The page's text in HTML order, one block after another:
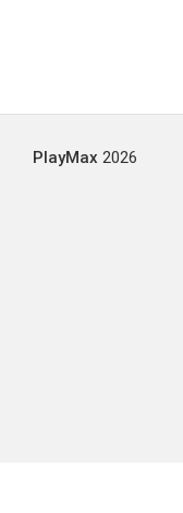
PlayMax 2026